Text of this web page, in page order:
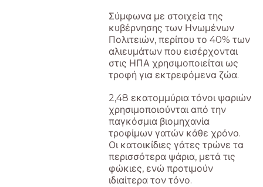
Σύμφωνα με στοιχεία της
κυβέρνησης των Ηνωμένων
Πολιτειών, περίπου το 40% των
αλιευμάτων που εισέρχονται
στις ΗΠΑ χρησιμοποιείται ως
τροφή για εκτρεφόμενα ζώα.
2,48 εκατομμύρια τόνοι ψαριών
χρησιμοποιούνται από την
παγκόσμια βιομηχανία
τροφίμων γατών κάθε χρόνο.
Οι κατοικίδιες γάτες τρώνε τα
περισσότερα ψάρια, μετά τις
φώκιες, ενώ προτιμούν
ιδιαίτερα τον τόνο.